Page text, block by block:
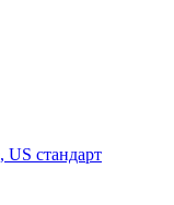
US стандарт